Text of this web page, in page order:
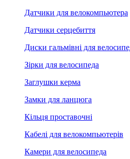
Датчики для велокомпьютера
Датчики серцебиття
Диски гальмівні для
Зірки для велосипеда
Заглушки керма
Замки для ланцюга
Кільця проставочні
Кабелі для велокомпьютерів
Камери для велосипеда